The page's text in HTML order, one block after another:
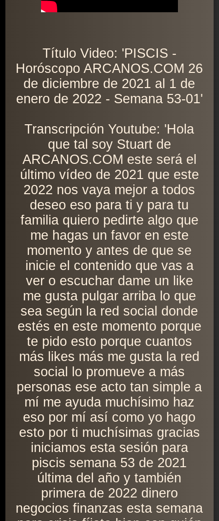
Título Video: 'PISCIS -
Horóscopo ARCANOS.COM 26
de diciembre de 2021 al 1 de
enero de 2022 - Semana 53-01'
Transcripción Youtube: 'Hola
que tal soy Stuart de
ARCANOS.COM este será el
último vídeo de 2021 que este
2022 nos vaya mejor a todos
deseo eso para ti y para tu
familia quiero pedirte algo que
me hagas un favor en este
momento y antes de que se
inicie el contenido que vas a
ver o escuchar dame un like
me gusta pulgar arriba lo que
sea según la red social donde
estés en este momento porque
te pido esto porque cuantos
más likes más me gusta la red
social lo promueve a más
personas ese acto tan simple a
mí me ayuda muchísimo haz
eso por mí así como yo hago
esto por ti muchísimas gracias
iniciamos esta sesión para
piscis semana 53 de 2021
última del año y también
primera de 2022 dinero
negocios finanzas esta semana